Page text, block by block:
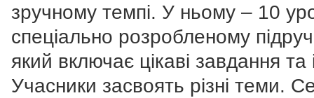
зручному темпі. У ньому – 10
спеціально розробленому
який включає цікаві завдання та
Учасники засвоять різні теми.